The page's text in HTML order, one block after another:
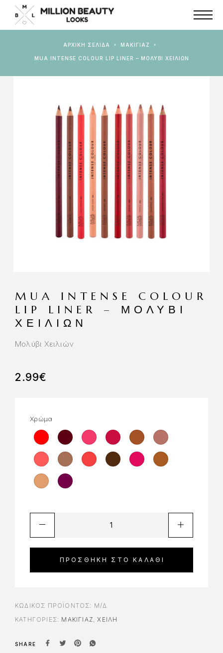
ΑΡΧΙΚΉ ΣΕΛΊΔΑ ΜΑΚΙΓΙΑΖ
MUA INTENSE COLOUR LIP LINER – ΜΟΛΎΒΙ ΧΕΙΛΙΏΝ
MUA INTENSE COLOUR
LIP LINER – ΜΟΛΎΒΙ
ΧΕΙΛΙΏΝ
Μολύβι Χειλιών
2.99€
Χρώμα
ΠΡΟΣΘΉΚΗ ΣΤΟ ΚΑΛΆΘΙ
ΚΩΔΙΚΌΣ ΠΡΟΪΌΝΤΟΣ: Μ/Δ
ΚΑΤΗΓΟΡΊΕΣ: ΜΑΚΙΓΙΑΖ,ΧΕΊΛΗ
SHARE